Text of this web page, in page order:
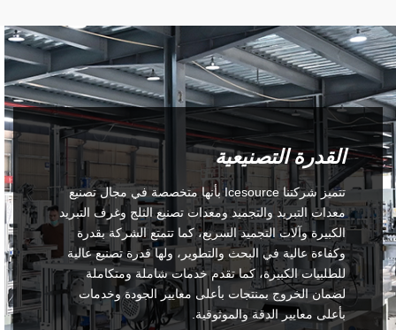
القدرة التصنيعية
تتميز شركتنا Icesource بأنها متخصصة في مجال تصنيع
معدات التبريد والتجميد ومعدات تصنيع الثلج وغرف التبريد
الكبيرة وآلات التجميد السريع، كما تتمتع الشركة بقدرة
وكفاءة عالية في البحث والتطوير، ولها قدرة تصنيع عالية
للطلبيات الكبيرة، كما تقدم خدمات شاملة ومتكاملة
لضمان الخروج بمنتجات بأعلى معايير الجودة وخدمات
بأعلى معايير الدقة والموثوقية.